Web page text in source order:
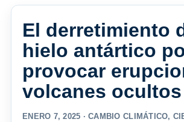
El derretimiento
hielo antártico
provocar
volcanes ocultos
ENERO 7, 2025 ·CAMBIO CLIMÁTICO,